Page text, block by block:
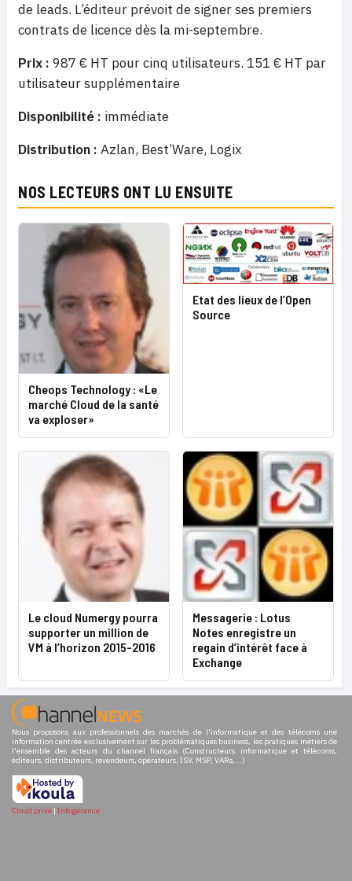
de leads. L’éditeur prévoit de signer ses premiers
contrats de licence dès la mi-septembre.
Prix : 987 € HT pour cinq utilisateurs. 151 € HT par
utilisateur supplémentaire
Disponibilité : immédiate
Distribution : Azlan, Best’Ware, Logix
NOS LECTEURS ONT LU ENSUITE
Cheops Technology : «Le
marché Cloud de la santé
va exploser»
Etat des lieux de l’Open
Source
Le cloud Numergy pourra
supporter un million de
VM à l’horizon 2015-2016
Messagerie : Lotus
Notes enregistre un
regain d’intérêt face à
Exchange
Nous proposons aux professionnels des marchés de l'informatique et des télécoms une
information centrée exclusivement sur les problématiques business, les pratiques métiers de
l'ensemble des acteurs du channel français (Constructeurs informatique et télécoms,
éditeurs, distributeurs, revendeurs, opérateurs, ISV, MSP, VARs,...)
Cloud privé | Infogérance